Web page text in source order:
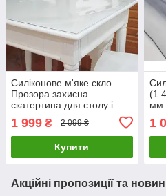
Силіконове м'яке скло
Прозора захисна
скатертина для столу і
(2.3х1.0м) товщина 1.5 мм
1 999 ₴ 2 099 ₴
Купити
мм
1
Акційні пропозиції та